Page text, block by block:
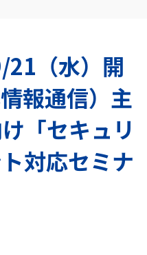
21（水）開
報通信）主
「セキュリ
対応セミナ